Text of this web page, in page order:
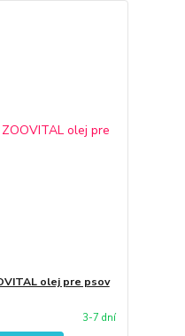
olej pre psov
3-7 dní